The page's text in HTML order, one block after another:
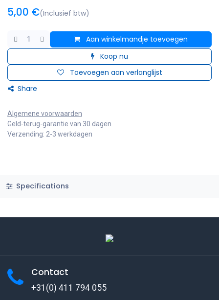
5,00 €(Inclusief btw)
Aan winkelmandje toevoegen
Koop nu
Toevoegen aan verlanglijst
Share
Algemene voorwaarden
Geld-terug-garantie van 30 dagen
Verzending: 2-3 werkdagen
Specifications
Contact
+31(0) 411 794 055